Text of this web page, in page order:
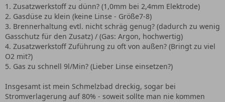
1. Zusatzwerkstoff zu dünn? (1,0mm bei 2,4mm Elektrode)
2. Gasdüse zu klein (keine Linse - Größe7-8)
3. Brennerhaltung evtl. nicht schräg genug? (dadurch zu wenig
Gasschutz für den Zusatz) / (Gas: Argon, hochwertig)
4. Zusatzwerkstoff Zuführung zu oft von außen? (Bringt zu viel
O2 mit?)
5. Gas zu schnell 9l/Min? (Lieber Linse einsetzen?)
Insgesamt ist mein Schmelzbad dreckig, sogar bei
Stromverlagerung auf 80% - soweit sollte man nie kommen